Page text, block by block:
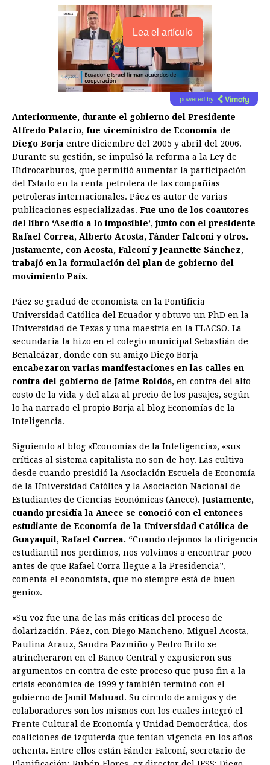
Lea el artículo
powered by
Anteriormente, durante el gobierno del Presidente
Alfredo Palacio, fue viceministro de Economía de
Diego Borja entre diciembre del 2005 y abril del 2006.
Durante su gestión, se impulsó la reforma a la Ley de
Hidrocarburos, que permitió aumentar la participación
del Estado en la renta petrolera de las compañías
petroleras internacionales. Páez es autor de varias
publicaciones especializadas. Fue uno de los coautores
del libro ‘Asedio a lo imposible’, junto con el presidente
Rafael Correa, Alberto Acosta, Fánder Falconí y otros.
Justamente, con Acosta, Falconí y Jeannette Sánchez,
trabajó en la formulación del plan de gobierno del
movimiento País.
Páez se graduó de economista en la Pontificia
Universidad Católica del Ecuador y obtuvo un PhD en la
Universidad de Texas y una maestría en la FLACSO. La
secundaria la hizo en el colegio municipal Sebastián de
Benalcázar, donde con su amigo Diego Borja
encabezaron varias manifestaciones en las calles en
contra del gobierno de Jaime Roldós, en contra del alto
costo de la vida y del alza al precio de los pasajes, según
lo ha narrado el propio Borja al blog Economías de la
Inteligencia.
Siguiendo al blog «Economías de la Inteligencia», «sus
críticas al sistema capitalista no son de hoy. Las cultiva
desde cuando presidió la Asociación Escuela de Economía
de la Universidad Católica y la Asociación Nacional de
Estudiantes de Ciencias Económicas (Anece).Justamente,
cuando presidía la Anece se conoció con el entonces
estudiante de Economía de la Universidad Católica de
Guayaquil, Rafael Correa. “Cuando dejamos la dirigencia
estudiantil nos perdimos, nos volvimos a encontrar poco
antes de que Rafael Corra llegue a la Presidencia”,
comenta el economista, que no siempre está de buen
genio».
«Su voz fue una de las más críticas del proceso de
dolarización. Páez, con Diego Mancheno, Miguel Acosta,
Paulina Arauz, Sandra Pazmiño y Pedro Brito se
atrincheraron en el Banco Central y expusieron sus
argumentos en contra de este proceso que puso fin a la
crisis económica de 1999 y también terminó con el
gobierno de Jamil Mahuad. Su círculo de amigos y de
colaboradores son los mismos con los cuales integró el
Frente Cultural de Economía y Unidad Democrática, dos
coaliciones de izquierda que tenían vigencia en los años
ochenta. Entre ellos están Fánder Falconí, secretario de